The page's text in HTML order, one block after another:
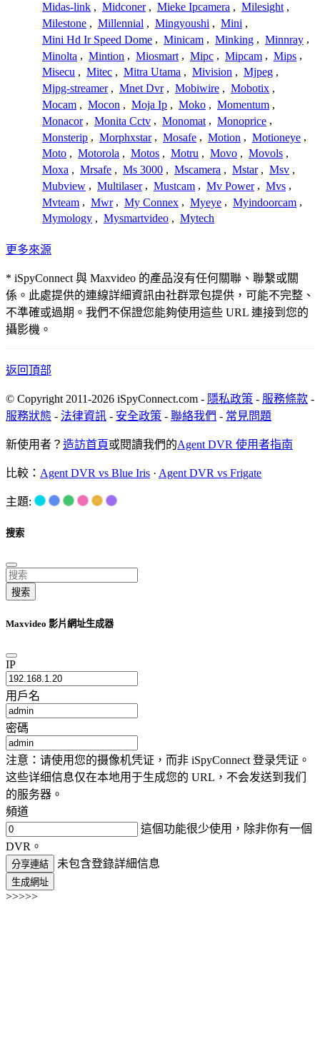
Midas-link , Midconer , Mieke Ipcamera , Milesight ,
Milestone , Millennial , Mingyoushi , Mini ,
Mini Hd Ir Speed Dome , Minicam , Minking , Minnray ,
Minolta , Mintion , Miosmart , Mipc , Mipcam , Mips ,
Misecu , Mitec , Mitra Utama , Mivision , Mjpeg ,
Mjpg-streamer , Mnet Dvr , Mobiwire , Mobotix ,
Mocam , Mocon , Moja Ip , Moko , Momentum ,
Monacor , Monita Cctv , Monomat , Monoprice ,
Monsterip , Morphxstar , Mosafe , Motion , Motioneye ,
Moto , Motorola , Motos , Motru , Movo , Movols ,
Moxa , Mrsafe , Ms 3000 , Mscamera , Mstar , Msv ,
Mubview , Multilaser , Mustcam , Mv Power , Mvs ,
Mvteam , Mwr , My Connex , Myeye , Myindoorcam ,
Mymology , Mysmartvideo , Mytech
更多來源
* iSpyConnect 與 Maxvideo 的產品沒有任何關聯、聯繫或關
係。此處提供的連線詳細資訊由社群眾包提供，可能不完整、
不準確或過期。我們不保證您能夠使用這些 URL 連接到您的
攝影機。
返回頂部
© Copyright 2011-2026 iSpyConnect.com - 隱私政策 - 服務條款 -
服務狀態 - 法律資訊 - 安全政策 - 聯絡我們 - 常見問題
新使用者？ 造訪首頁或閱讀我們的Agent DVR 使用者指南
比較： Agent DVR vs Blue Iris · Agent DVR vs Frigate
主題:
搜索
搜索
Maxvideo 影片網址生成器
IP
用戶名
密碼
注意：请使用您的摄像机凭证，而非 iSpyConnect 登录凭证。
这些详细信息仅在本地用于生成您的 URL，不会发送到我们
的服务器。
頻道
這個功能很少使用，除非你有一個
DVR。
分享連結 未包含登錄詳細信息
生成網址
>>>>>